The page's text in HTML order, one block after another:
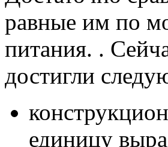
равные им по
питания. .
достигли
единицу